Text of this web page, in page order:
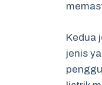
Kedua
jenis